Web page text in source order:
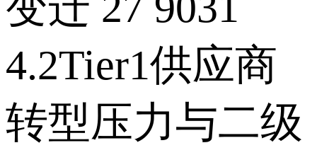
4.2Tier1供应商
转型压力与二级